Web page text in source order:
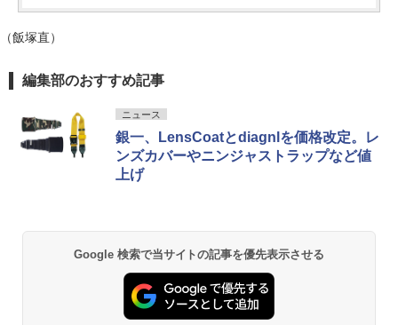
（飯塚直）
編集部のおすすめ記事
ニュース
銀一、LensCoatとdiagnlを価格改定。レ
ンズカバーやニンジャストラップなど値
上げ
Google 検索で当サイトの記事を優先表示させる